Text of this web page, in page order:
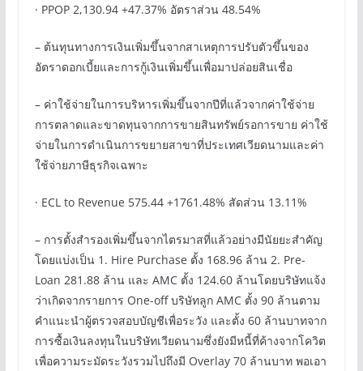
· PPOP 2,130.94 +47.37% อัตราส่วน 48.54%
– ต้นทุนทางการเงินเพิ่มขึ้นจากสาเหตุการปรับตัวขึ้นของ
อัตราดอกเบี้ยและการกู้เงินเพิ่มขึ้นเพื่อมาปล่อยสินเชื่อ
– ค่าใช้จ่ายในการบริหารเพิ่มขึ้นจากปีที่แล้วจากค่าใช้จ่าย
การตลาดและขาดทุนจากการขายสินทรัพย์รอการขาย ค่าใช้
จ่ายในการดำเนินการขยายสาขาที่ประเทศเวียดนามและค่า
ใช้จ่ายภาษีธุรกิจเฉพาะ
· ECL to Revenue 575.44 +1761.48% สัดส่วน 13.11%
– การตั้งสำรองเพิ่มขึ้นจากไตรมาสที่แล้วอย่างมีนัยยะสำคัญ
โดยแบ่งเป็น 1. Hire Purchase ตั้ง 168.96 ล้าน 2. Pre-
Loan 281.88 ล้าน และ AMC ตั้ง 124.60 ล้านโดยบริษัทแจ้ง
ว่าเกิดจากรายการ One-off บริษัทลูก AMC ตั้ง 90 ล้านตาม
คำแนะนำผู้ตรวจสอบบัญชีเพื่อระวัง และตั้ง 60 ล้านบาทจาก
การซื้อเงินลงทุนในบริษัทเวียดนามซึ่งยังมีหนี้ที่ค้างจากโควิต
เพื่อความระมัดระวังรวมไปถึงมี Overlay 70 ล้านบาท พอเอา